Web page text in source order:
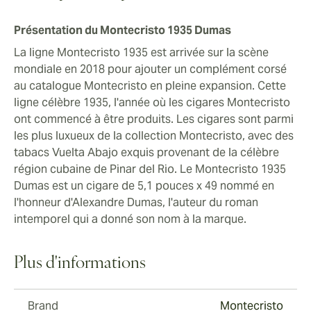
cigares cubains.
Présentation du Montecristo 1935 Dumas
La ligne Montecristo 1935 est arrivée sur la scène
mondiale en 2018 pour ajouter un complément corsé
au catalogue Montecristo en pleine expansion. Cette
ligne célèbre 1935, l'année où les cigares Montecristo
ont commencé à être produits. Les cigares sont parmi
les plus luxueux de la collection Montecristo, avec des
tabacs Vuelta Abajo exquis provenant de la célèbre
région cubaine de Pinar del Rio. Le Montecristo 1935
Dumas est un cigare de 5,1 pouces x 49 nommé en
l'honneur d'Alexandre Dumas, l'auteur du roman
intemporel qui a donné son nom à la marque.
Plus d'informations
Brand Montecristo